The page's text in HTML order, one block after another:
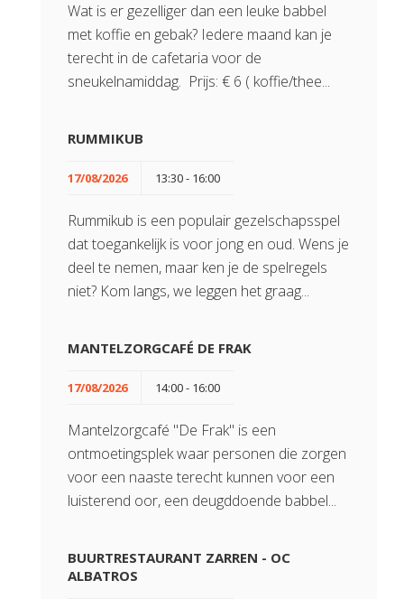
Wat is er gezelliger dan een leuke babbel
met koffie en gebak? Iedere maand kan je
terecht in de cafetaria voor de
sneukelnamiddag. Prijs: € 6 ( koffie/thee...
RUMMIKUB
17/08/2026 13:30 - 16:00
Rummikub is een populair gezelschapsspel
dat toegankelijk is voor jong en oud. Wens je
deel te nemen, maar ken je de spelregels
niet? Kom langs, we leggen het graag...
MANTELZORGCAFÉ DE FRAK
17/08/2026 14:00 - 16:00
Mantelzorgcafé "De Frak" is een
ontmoetingsplek waar personen die zorgen
voor een naaste terecht kunnen voor een
luisterend oor, een deugddoende babbel...
BUURTRESTAURANT ZARREN - OC
ALBATROS